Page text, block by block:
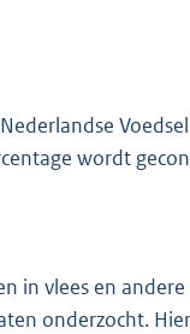
wordt
in vlees en
onderzocht.